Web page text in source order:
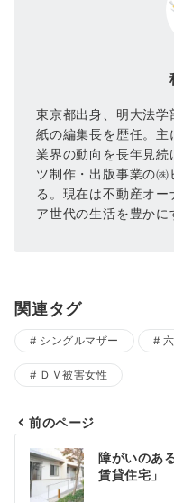
東京都出身、明大法
紙の編集長を歴任。
業界の動向を長年見
ツ制作・出版事業の
る。現在は不動産オ
ア世代の生活を豊かに
関連タグ
シングルマザー
ＤＶ被害女性
投
稿
前のページ
障がいのあ
賃貸住宅」